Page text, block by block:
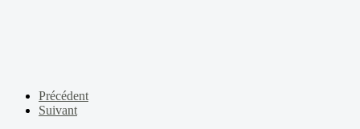
Précédent
Suivant